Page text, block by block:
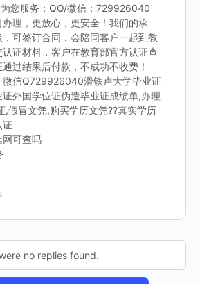
您服务：QQ/微信：729926040
理，更放心，更安全！我们的承
可签订合同，会陪同客户一起到教
证材料，客户在教育部官方认证查
过结果后付款，不成功不收费！
微信Q729926040滑铁卢大学毕业证
外国学位证伪造毕业证成绩单,办理
,假冒文凭,购买学历文凭??真实学历
证
网可查吗
no replies found.